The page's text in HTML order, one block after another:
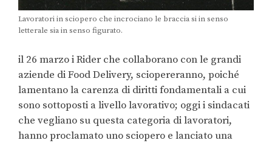
Lavoratori in sciopero che incrociano le braccia si in senso
letterale sia in senso figurato.
il 26 marzo i Rider che collaborano con le grandi
aziende di Food Delivery, sciopereranno, poiché
lamentano la carenza di diritti fondamentali a cui
sono sottoposti a livello lavorativo; oggi i sindacati
che vegliano su questa categoria di lavoratori,
hanno proclamato uno sciopero e lanciato una